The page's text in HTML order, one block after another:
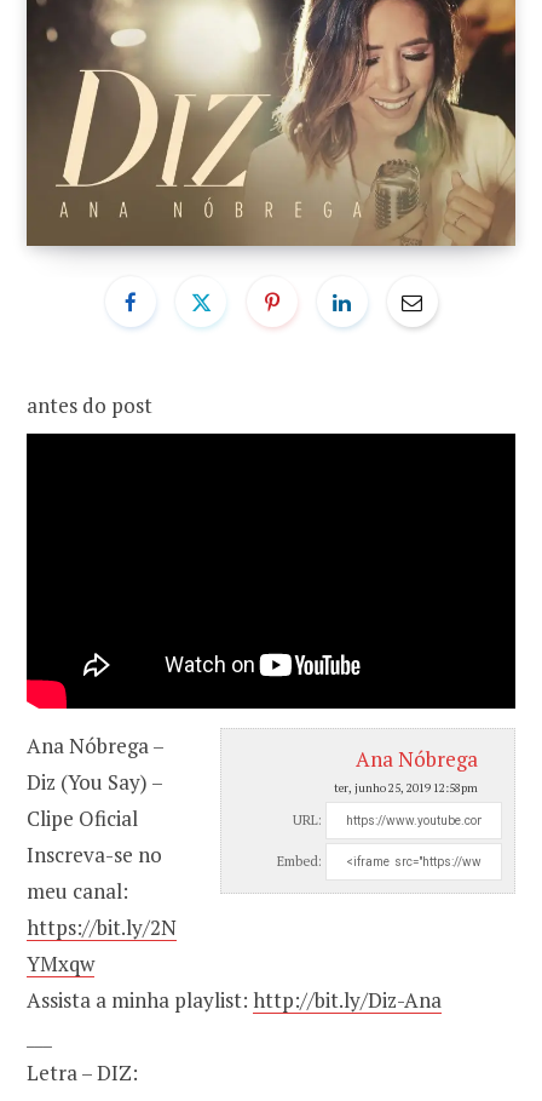
o
k
r
a
antes do post
Ana Nóbrega
ter, junho 25, 2019 12:58pm
URL:
Embed:
Ana Nóbrega –
Diz (You Say) –
Clipe Oficial
Inscreva-se no
meu canal:
https://bit.ly/2N
YMxqw
Assista a minha playlist: http://bit.ly/Diz-Ana
Letra – DIZ: